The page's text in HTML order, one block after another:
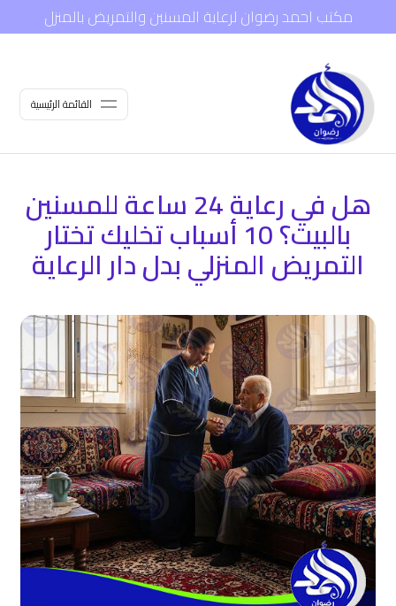
مكتب احمد رضوان لرعاية المسنين والتمريض بالمنزل
القائمة الرئيسية
هل في رعاية 24 ساعة للمسنين
بالبيت؟ 10 أسباب تخليك تختار
التمريض المنزلي بدل دار الرعاية